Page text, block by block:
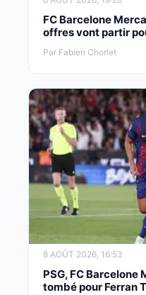
FC Barcelone
offres vont partir
Par Fabien Chorlet
8 AOÛT 2026, 16:53
PSG, FC Barcelone
tombé pour Ferran